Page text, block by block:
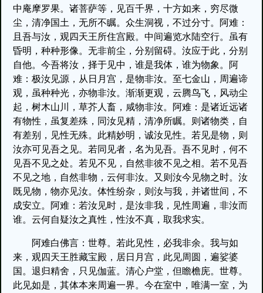
中庵摩罗果。诸菩萨等，见百千界，十方如来，穷尽微
尘，清净国土，无所不瞩。众生洞视，不过分寸。阿难：
且吾与汝，观四天王所住宫殿。中间遍览水陆空行。虽有
昏明，种种形像。无非前尘，分别留碍。汝应于此，分别
自他。今吾将汝，择于见中，谁是我体，谁为物象。阿
难：极汝见源，从日月宫，是物非汝。至七金山，周遍谛
观，虽种种光，亦物非汝。渐渐更观，云腾鸟飞，风动尘
起，树木山川，草芥人畜，咸物非汝。阿难：是诸近远诸
有物性，虽复差殊，同汝见精，清净所瞩。则诸物类，自
有差别，见性无殊。此精妙明，诚汝见性。若见是物，则
汝亦可见吾之见。若同见者，名为见吾。吾不见时，何不
见吾不见之处。若见不见，自然非彼不见之相。若不见吾
不见之地，自然非物，云何非汝。又则汝今见物之时。汝
既见物，物亦见汝。体性纷杂，则汝与我，并诸世间，不
成安立。阿难：若汝见时，是汝非我，见性周遍，非汝而
谁。云何自疑汝之真性，性汝不真，取我求实。
阿难白佛言：世尊。若此见性，必我非余。我与如
来，观四天王胜藏宝殿，居日月宫，此见周圆，遍娑婆
国。退归精舍，只见伽蓝。清心户堂，但瞻檐庑。世尊。
此见如是，其体本来周遍一界。今在室中，唯满一室，为